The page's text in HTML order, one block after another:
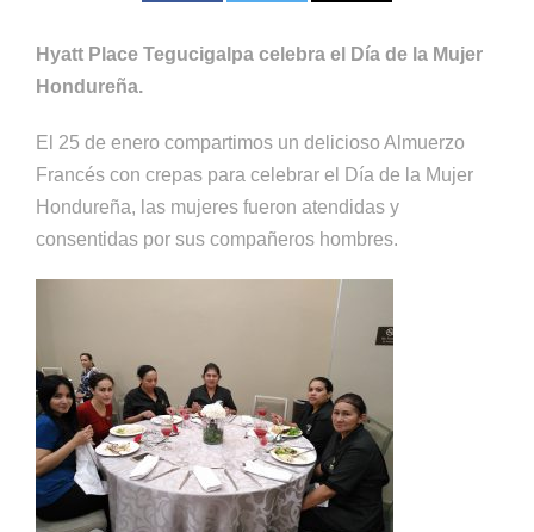
Hyatt Place Tegucigalpa celebra el Día de la Mujer
Hondureña.
El 25 de enero compartimos un delicioso Almuerzo
Francés con crepas para celebrar el Día de la Mujer
Hondureña, las mujeres fueron atendidas y
consentidas por sus compañeros hombres.